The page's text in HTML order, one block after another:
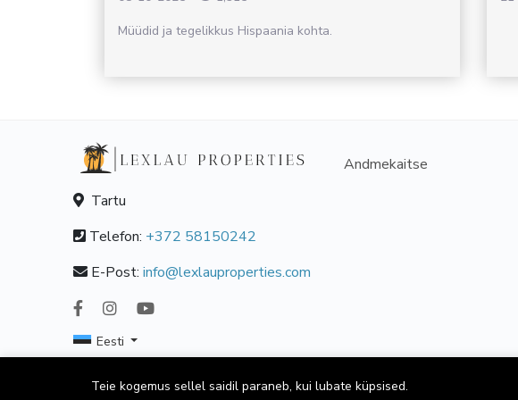
Müüdid ja tegelikkus Hispaania kohta.
Tartu
Telefon: +372 58150242
E-Post: info@lexlauproperties.com
Andmekaitse
Eesti
Teie kogemus sellel saidil paraneb, kui lubate küpsised.